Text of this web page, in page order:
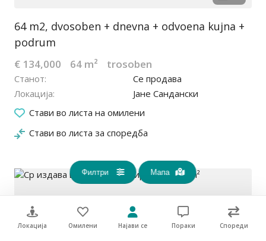
64 m2, dvosoben + dnevna + odvoena kujna +
podrum
€ 134,000 64 m² trosoben
Станот
Се продава
Локација
Јане Сандански
Стави во листа на омилени
Стави во листа за споредба
16.02.2026
Филтри Maпa
Локација Омилени Најави се Пораки Спореди